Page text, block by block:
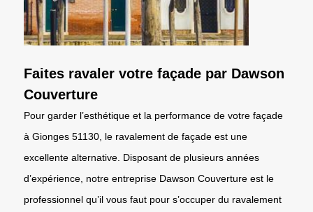
Faites ravaler votre façade par Dawson
Couverture
Pour garder l’esthétique et la performance de votre façade
à Gionges 51130, le ravalement de façade est une
excellente alternative. Disposant de plusieurs années
d’expérience, notre entreprise Dawson Couverture est le
professionnel qu’il vous faut pour s’occuper du ravalement